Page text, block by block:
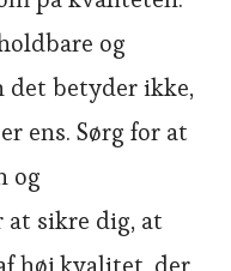
og
betyder ikke,
ens. Sørg for at
og
at sikre dig, at